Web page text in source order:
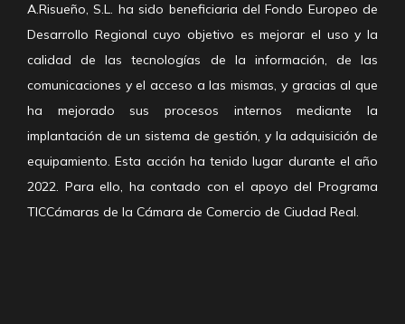
A.Risueño, S.L. ha sido beneficiaria del Fondo Europeo de
Desarrollo Regional cuyo objetivo es mejorar el uso y la
calidad de las tecnologías de la información, de las
comunicaciones y el acceso a las mismas, y gracias al que
ha mejorado sus procesos internos mediante la
implantación de un sistema de gestión, y la adquisición de
equipamiento. Esta acción ha tenido lugar durante el año
2022. Para ello, ha contado con el apoyo del Programa
TICCámaras de la Cámara de Comercio de Ciudad Real.